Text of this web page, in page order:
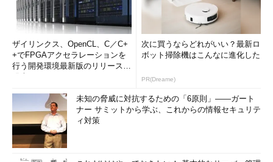
ザイリンクス、OpenCL、C／C+
+でFPGAアクセラレーションを
行う開発環境最新版のリリースを
次に買うならどれがいい？最新ロ
ボット掃除機はこんなに進化した
PR(Dreame)
未知の脅威に対抗するための「6原則」――ガート
ナー サミットから学ぶ、これからの情報セキュリテ
ィ対策